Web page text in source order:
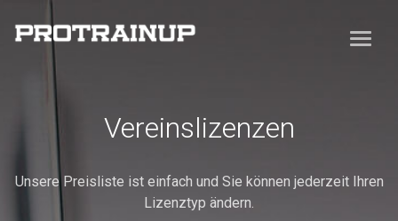
Vereinslizenzen
Unsere Preisliste ist einfach und Sie können jederzeit Ihren
Lizenztyp ändern.